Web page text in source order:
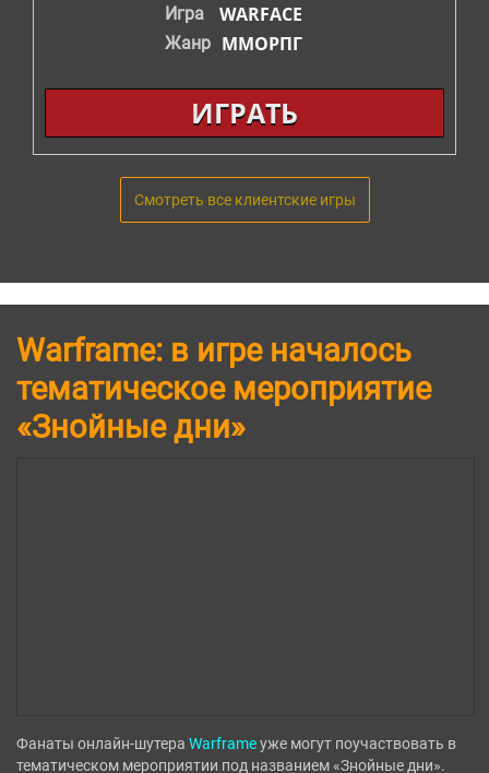
Игра WARFACE
Жанр ММОРПГ
ИГРАТЬ
Смотреть все клиентские игры
Warframe: в игре началось
тематическое мероприятие
«Знойные дни»
Фанаты онлайн-шутера Warframeуже могут поучаствовать в
тематическом мероприятии под названием «Знойные дни».